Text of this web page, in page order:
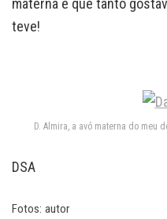
materna e que tanto
teve!
D. Almira, a avó materna do meu
DSA
Fotos: autor